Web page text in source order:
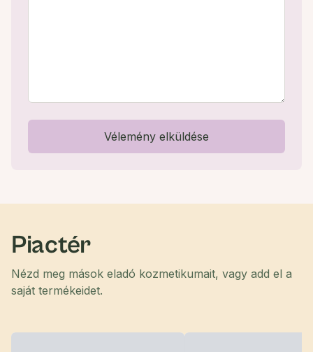
Vélemény elküldése
Piactér
Nézd meg mások eladó kozmetikumait, vagy add el a
saját termékeidet.